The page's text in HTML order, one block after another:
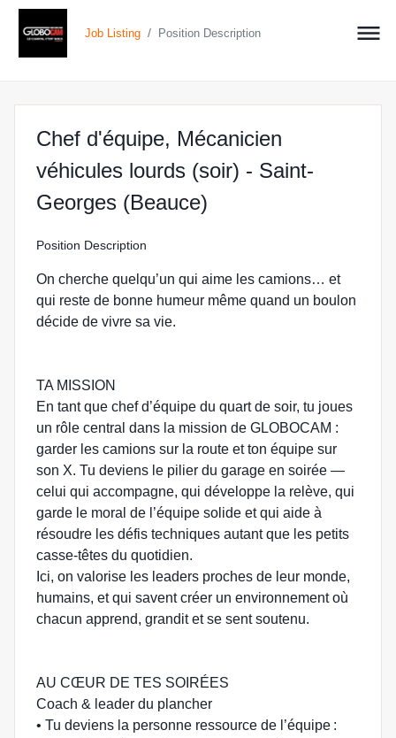
Job Listing / Position Description
Chef d'équipe, Mécanicien
véhicules lourds (soir) - Saint-
Georges (Beauce)
Position Description
On cherche quelqu’un qui aime les camions… et
qui reste de bonne humeur même quand un boulon
décide de vivre sa vie.
TA MISSION
En tant que chef d’équipe du quart de soir, tu joues
un rôle central dans la mission de GLOBOCAM :
garder les camions sur la route et ton équipe sur
son X. Tu deviens le pilier du garage en soirée —
celui qui accompagne, qui développe la relève, qui
garde le moral de l’équipe solide et qui aide à
résoudre les défis techniques autant que les petits
casse-têtes du quotidien.
Ici, on valorise les leaders proches de leur monde,
humains, et qui savent créer un environnement où
chacun apprend, grandit et se sent soutenu.
AU CŒUR DE TES SOIRÉES
Coach & leader du plancher
• Tu deviens la personne ressource de l’équipe :